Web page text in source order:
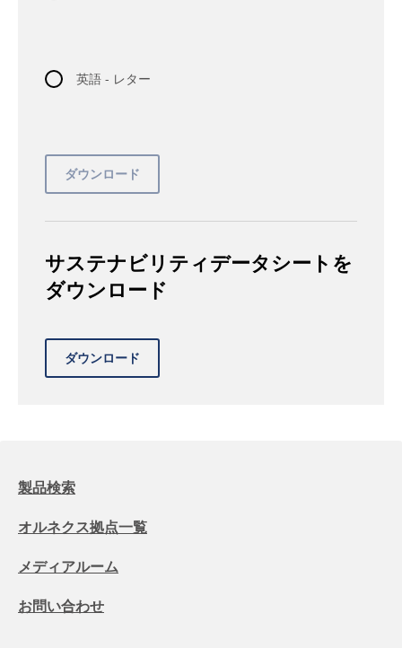
英語 - レター
サステナビリティデータシートを
ダウンロード
製品検索
オルネクス拠点一覧
メディアルーム
お問い合わせ